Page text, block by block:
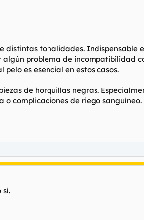
distintas tonalidades. Indispensable
problema de incompatibilidad
es esencial en estos casos.
de horquillas negras.
o complicaciones de riego sanguíneo.
sí.